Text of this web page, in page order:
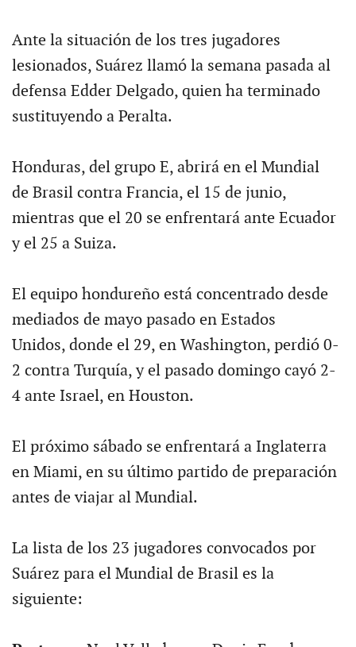
Ante la situación de los tres jugadores
lesionados, Suárez llamó la semana pasada al
defensa Edder Delgado, quien ha terminado
sustituyendo a Peralta.
Honduras, del grupo E, abrirá en el Mundial
de Brasil contra Francia, el 15 de junio,
mientras que el 20 se enfrentará ante Ecuador
y el 25 a Suiza.
El equipo hondureño está concentrado desde
mediados de mayo pasado en Estados
Unidos, donde el 29, en Washington, perdió 0-
2 contra Turquía, y el pasado domingo cayó 2-
4 ante Israel, en Houston.
El próximo sábado se enfrentará a Inglaterra
en Miami, en su último partido de preparación
antes de viajar al Mundial.
La lista de los 23 jugadores convocados por
Suárez para el Mundial de Brasil es la
siguiente: